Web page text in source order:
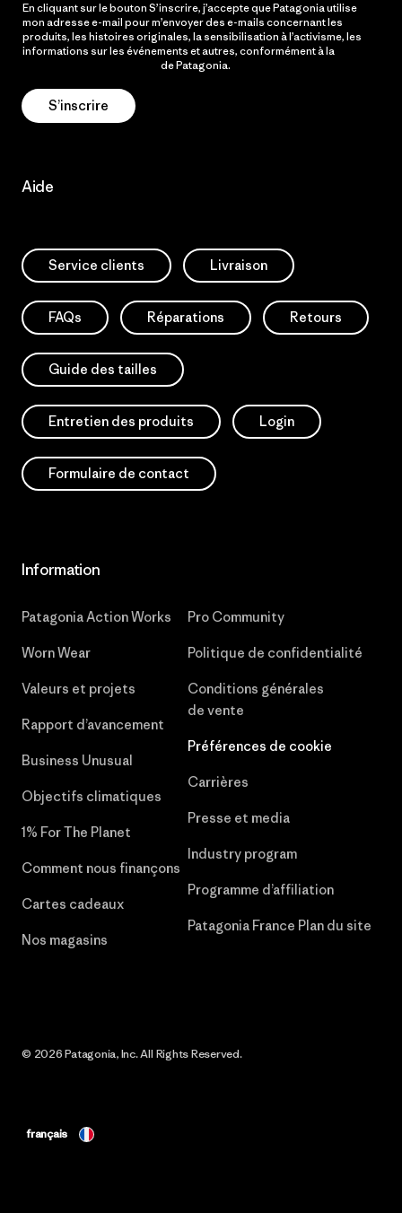
En cliquant sur le bouton S’inscrire, j’accepte que Patagonia utilise
mon adresse e-mail pour m’envoyer des e-mails concernant les
produits, les histoires originales, la sensibilisation à l’activisme, les
informations sur les événements et autres, conformément à la
de Patagonia.
S’inscrire
Aide
Service clients Livraison
FAQs Réparations Retours
Guide des tailles
Entretien des produits Login
Formulaire de contact
Information
Patagonia Action Works
Worn Wear
Valeurs et projets
Rapport d’avancement
Business Unusual
Objectifs climatiques
1% For The Planet
Comment nous finançons
Cartes cadeaux
Nos magasins
Pro Community
Politique de confidentialité
Conditions générales
de vente
Préférences de cookie
Carrières
Presse et media
Industry program
Programme d’affiliation
Patagonia France Plan du site
© 2026 Patagonia, Inc. All Rights Reserved.
français